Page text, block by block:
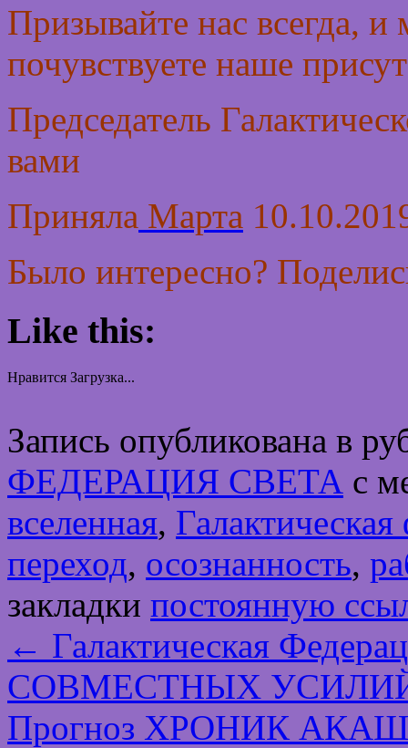
Призывайте нас всегда,
почувствуете наше
Председатель
вами
Приняла Марта
Было интересно?
Like this:
Нравится Загрузка...
Запись опубликована в
ФЕДЕРАЦИЯ СВЕТА с
вселенная,
переход, осознанность,
закладки постоянную
← Галактическая
СОВМЕСТНЫХ
Прогноз ХРОНИК